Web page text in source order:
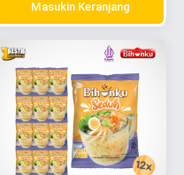
Masukin Keranjang